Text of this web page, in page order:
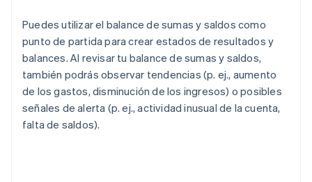
Puedes utilizar el balance de sumas y saldos como
punto de partida para crear estados de resultados y
balances. Al revisar tu balance de sumas y saldos,
también podrás observar tendencias (p. ej., aumento
de los gastos, disminución de los ingresos) o posibles
señales de alerta (p. ej., actividad inusual de la cuenta,
falta de saldos).